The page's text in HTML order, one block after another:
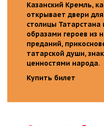
Казанский Кремль,
открывает двери
столицы
образами героев из
преданий,
татарской души,
ценностями народа.
Купить билет